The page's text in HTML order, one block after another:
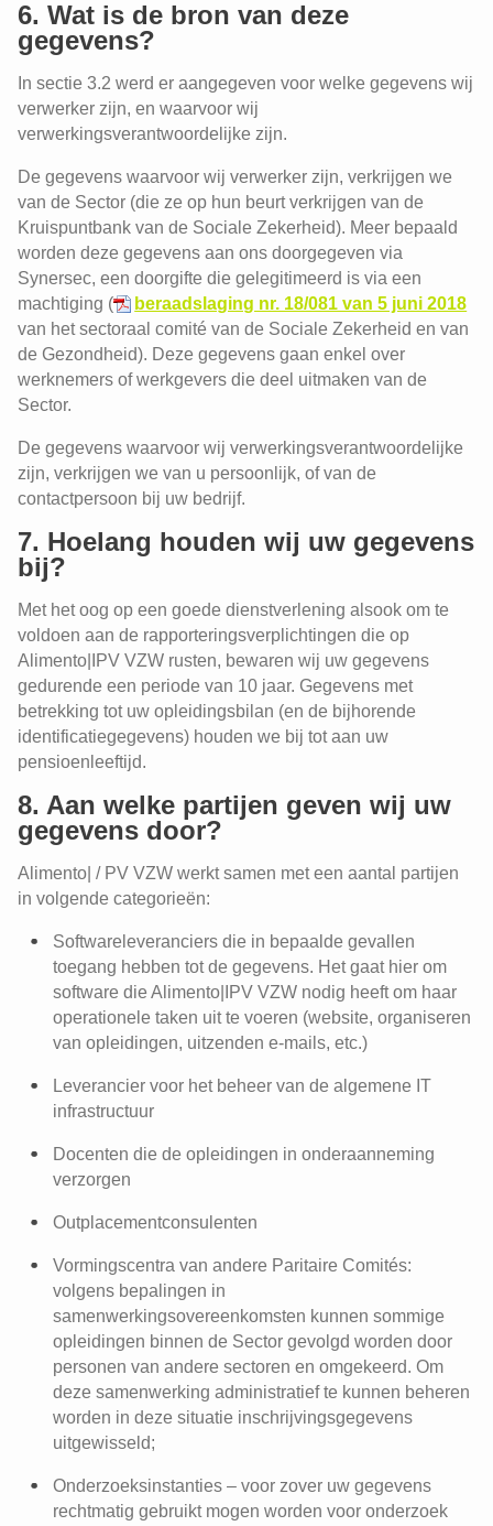
6. Wat is de bron van deze
gegevens?
In sectie 3.2 werd er aangegeven voor welke gegevens wij
verwerker zijn, en waarvoor wij
verwerkingsverantwoordelijke zijn.
De gegevens waarvoor wij verwerker zijn, verkrijgen we
van de Sector (die ze op hun beurt verkrijgen van de
Kruispuntbank van de Sociale Zekerheid). Meer bepaald
worden deze gegevens aan ons doorgegeven via
Synersec, een doorgifte die gelegitimeerd is via een
machtiging (
beraadslaging nr. 18/081 van 5 juni 2018
van het sectoraal comité van de Sociale Zekerheid en van
de Gezondheid). Deze gegevens gaan enkel over
werknemers of werkgevers die deel uitmaken van de
Sector.
De gegevens waarvoor wij verwerkingsverantwoordelijke
zijn, verkrijgen we van u persoonlijk, of van de
contactpersoon bij uw bedrijf.
7. Hoelang houden wij uw gegevens
bij?
Met het oog op een goede dienstverlening alsook om te
voldoen aan de rapporteringsverplichtingen die op
Alimento|IPV VZW rusten, bewaren wij uw gegevens
gedurende een periode van 10 jaar. Gegevens met
betrekking tot uw opleidingsbilan (en de bijhorende
identificatiegegevens) houden we bij tot aan uw
pensioenleeftijd.
8. Aan welke partijen geven wij uw
gegevens door?
Alimento| / PV VZW werkt samen met een aantal partijen
in volgende categorieën:
Softwareleveranciers die in bepaalde gevallen
toegang hebben tot de gegevens. Het gaat hier om
software die Alimento|IPV VZW nodig heeft om haar
operationele taken uit te voeren (website, organiseren
van opleidingen, uitzenden e-mails, etc.)
Leverancier voor het beheer van de algemene IT
infrastructuur
Docenten die de opleidingen in onderaanneming
verzorgen
Outplacementconsulenten
Vormingscentra van andere Paritaire Comités:
volgens bepalingen in
samenwerkingsovereenkomsten kunnen sommige
opleidingen binnen de Sector gevolgd worden door
personen van andere sectoren en omgekeerd. Om
deze samenwerking administratief te kunnen beheren
worden in deze situatie inschrijvingsgegevens
uitgewisseld;
Onderzoeksinstanties – voor zover uw gegevens
rechtmatig gebruikt mogen worden voor onderzoek